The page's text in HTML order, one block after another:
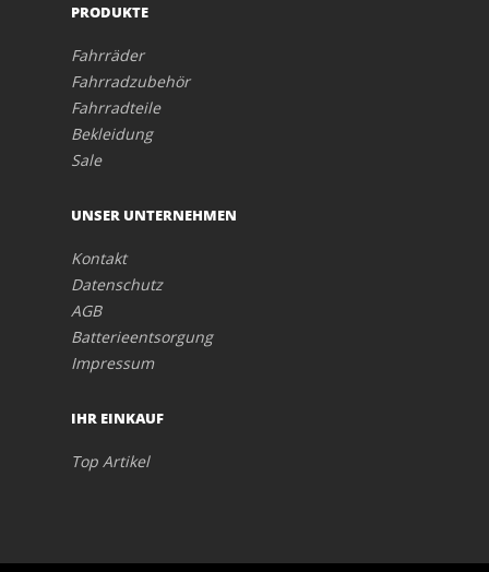
PRODUKTE
Fahrräder
Fahrradzubehör
Fahrradteile
Bekleidung
Sale
UNSER UNTERNEHMEN
Kontakt
Datenschutz
AGB
Batterieentsorgung
Impressum
IHR EINKAUF
Top Artikel